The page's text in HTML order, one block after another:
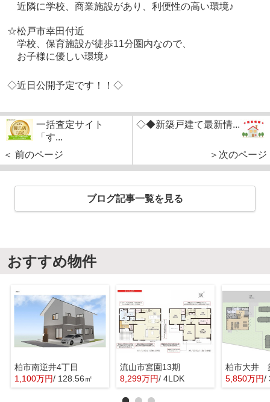
近隣に学校、商業施設があり、利便性の高い環境♪
☆松戸市幸田付近
学校、保育施設が徒歩11分圏内なので、
お子様に優しい環境♪
◇近日公開予定です！！◇
一括査定サイト
「す...
＜ 前のページ
◇◆新築戸建て最新情...
＞次のページ
ブログ記事一覧を見る
おすすめ物件
柏市南逆井4丁目
1,100万円/ 128.56㎡
流山市宮園13期
8,299万円/ 4LDK 5,850万円/